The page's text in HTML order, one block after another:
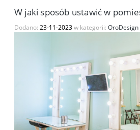
W jaki sposób ustawić w
Dodano: 23-11-2023w kategorii: OroDesign